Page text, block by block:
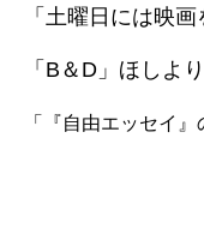
「土曜日には映
「B＆D」ほしよ
「『自由エッセイ